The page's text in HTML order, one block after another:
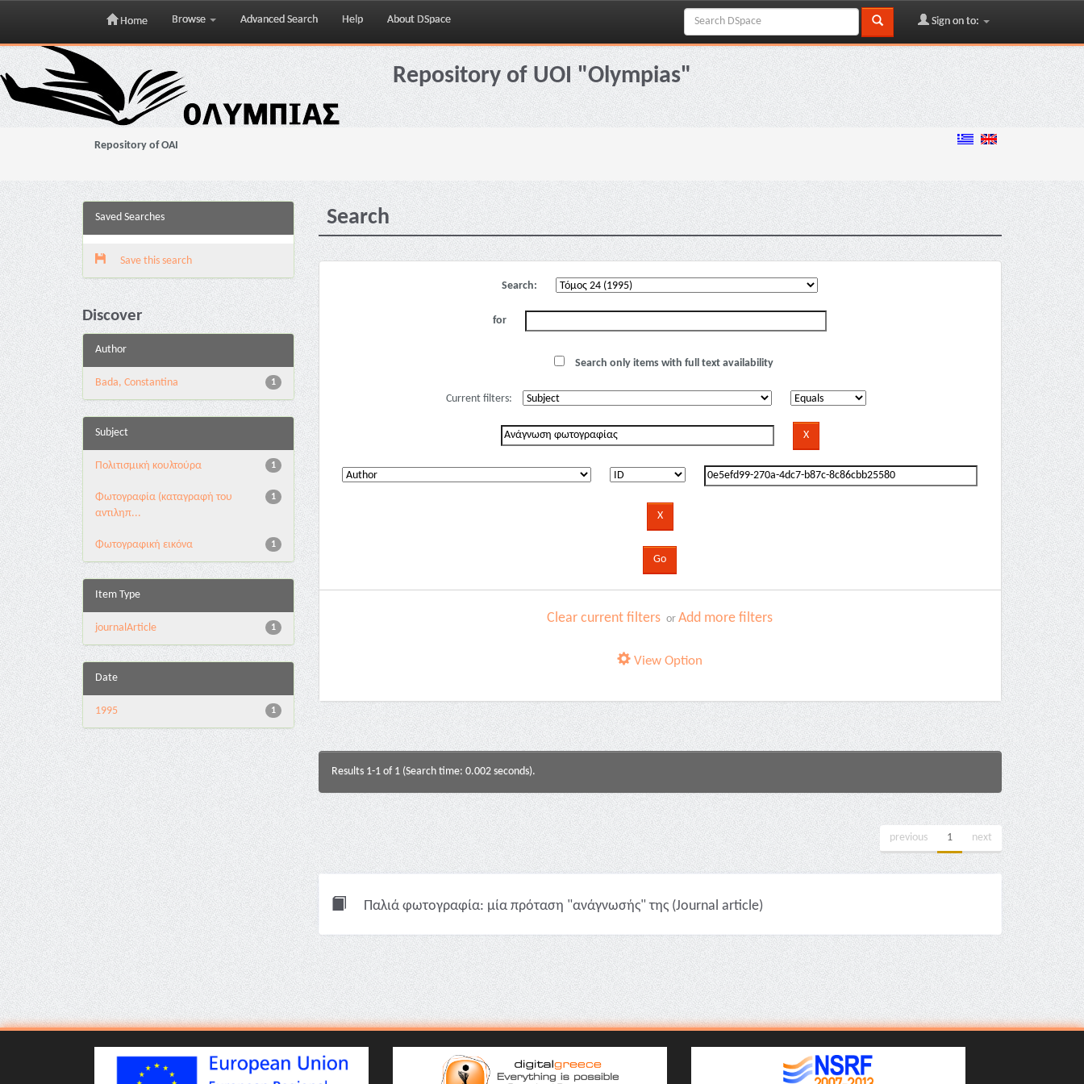
Skip
navigation
Home Browse Advanced Search Help About DSpace Sign on to:
Repository of UOI "Olympias"
Repository of OAI
Saved Searches
Save this search
Discover
Author
1
Bada, Constantina
Subject
1
Πολιτισμική κουλτούρα
1
Φωτογραφία (καταγραφή του
αντιληπ...
1
Φωτογραφική εικόνα
Item Type
1
journalArticle
Date
1
1995
Search
Search:
for
Search only items with full text availability
Current filters:
Clear current filters orAdd more filters
View Option
Results 1-1 of 1 (Search time: 0.002 seconds).
previous 1 next
Παλιά φωτογραφία: μία πρόταση "ανάγνωσής" της (Journal article)